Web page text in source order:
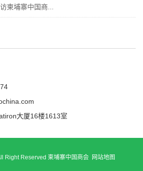
柬埔寨中国商...
大厦16楼1613室
Right Reserved 柬埔寨中国商会 网站地图